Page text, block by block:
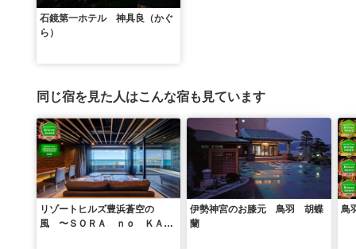
石鏡第一ホテル 神具良（かぐ
ら）
同じ宿を見た人はこんな宿も見ています
リゾートヒルズ豊浜蒼空の
風 〜ＳＯＲＡ ｎｏ ＫＡＺ
伊勢神宮のお膝元 鳥羽 胡蝶
蘭
鳥